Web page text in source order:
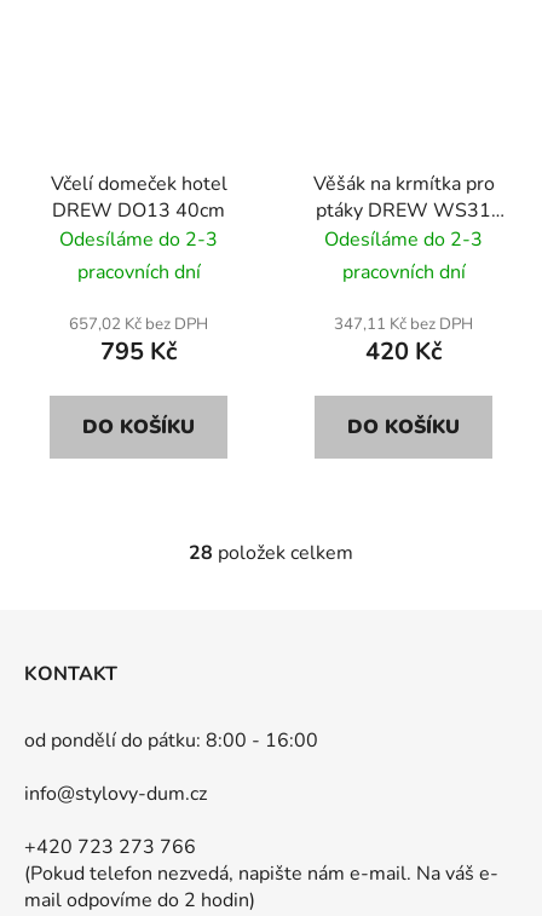
Včelí domeček hotel
DREW DO13 40cm
Odesíláme do 2-3
pracovních dní
657,02 Kč bez DPH
795 Kč
DO KOŠÍKU
Věšák na krmítka pro
ptáky DREW WS31
27cm
Odesíláme do 2-3
pracovních dní
347,11 Kč bez DPH
420 Kč
DO KOŠÍKU
O
c
í
k
y
28 položek celkem
KONTAKT
od pondělí do pátku: 8:00 - 16:00
info@stylovy-dum.cz
+420 723 273 766
(Pokud telefon nezvedá, napište nám e-mail. Na váš e-
mail odpovíme do 2 hodin)